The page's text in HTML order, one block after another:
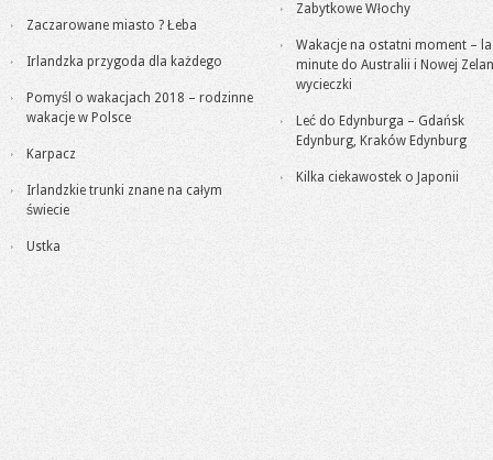
Zaczarowane miasto ? Łeba
Irlandzka przygoda dla każdego
Pomyśl o wakacjach 2018 – rodzinne
wakacje w Polsce
Karpacz
Irlandzkie trunki znane na całym
świecie
Ustka
Zabytkowe Włochy
Wakacje na ostatni moment –
minute do Australii i Nowej
wycieczki
Leć do Edynburga – Gdańsk
Edynburg, Kraków Edynburg
Kilka ciekawostek o Japonii